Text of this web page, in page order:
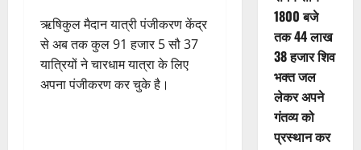
ऋषिकुल मैदान यात्री पंजीकरण केंद्र
से अब तक कुल 91 हजार 5 सौ 37
यात्रियों ने चारधाम यात्रा के लिए
अपना पंजीकरण कर चुके है।
1800 बजे
तक 44 लाख
38 हजार शिव
भक्त जल
लेकर अपने
गंतव्य को
प्रस्थान कर